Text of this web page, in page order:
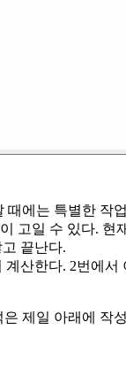
에는 특별한 작
고일 수 있다.
끝난다.
산한다. 2번에
제일 아래에 작